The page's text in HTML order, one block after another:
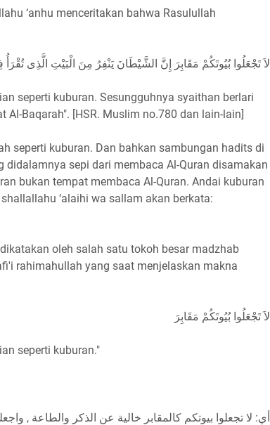
‘anhu menceritakan bahwa Rasulullah
لاَ تَجْعَلُوا بُيُوتَكُمْ مَقَابِرَ إِنَّ الشَّيْطَانَ يَنْفِرُ مِنَ الْبَيْتِ الَّذِى
seperti kuburan. Sesungguhnya syaithan berlari
Baqarah". [HSR. Muslim no.780 dan lain-lain]
seperti kuburan. Dan bahkan sambungan hadits di
sepi dari membaca Al-Quran disamakan
bukan tempat membaca Al-Quran. Andai kuburan
‘alaihi wa sallam akan berkata:
oleh salah satu tokoh besar madzhab
rahimahullah yang saat menjelaskan makna
لاَ تَجْعَلُوا بُيُوتَكُمْ مَقَابِرَ
seperti kuburan."
أي: لا تجعلوا بيوتكم كالمقابر خالية عن الذكر والطاعة ,